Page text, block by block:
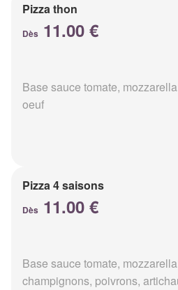
Pizza thon
Dès 11.00 €
Base sauce tomate,
oeuf
Pizza 4 saisons
Dès 11.00 €
Base sauce tomate,
champignons, poivrons,